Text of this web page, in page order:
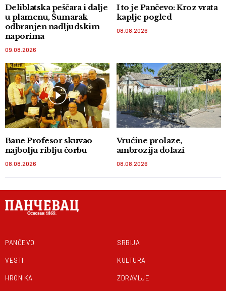
Deliblatska peščara i dalje
u plamenu, Šumarak
odbranjen nadljudskim
naporima
09.08.2026
I to je Pančevo: Kroz vrata
kaplje pogled
08.08.2026
Bane Profesor skuvao
najbolju riblju čorbu
08.08.2026
Vrućine prolaze,
ambrozija dolazi
08.08.2026
PANČEVO
VESTI
HRONIKA
SRBIJA
KULTURA
ZDRAVLJE